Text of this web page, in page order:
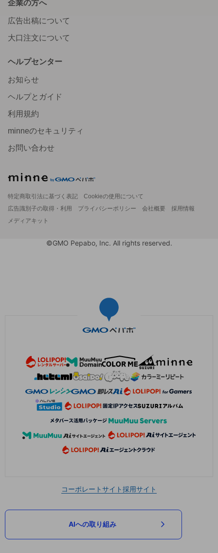
企業の方へ
広告出稿について
大口注文について
ヘルプセンター
お知らせ
ヘルプとガイド
利用規約
minneのセキュリティ
お問い合わせ
特定商取引法に基づく表記
Cookieの使用について
広告識別子の取得・利用
プライバシーポリシー 会社概要
採用情報
メディアキット
©GMO Pepabo, Inc. All rights reserved.
コーポレートサイト採用サイト
AIへの取り組み